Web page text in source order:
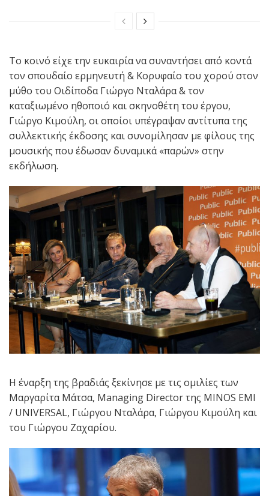
Το κοινό είχε την ευκαιρία να συναντήσει από κοντά
τον σπουδαίο ερμηνευτή & Κορυφαίο του χορού στον
μύθο του Οιδίποδα Γιώργο Νταλάρα & τον
καταξιωμένο ηθοποιό και σκηνοθέτη του έργου,
Γιώργο Κιμούλη, οι οποίοι υπέγραψαν αντίτυπα της
συλλεκτικής έκδοσης και συνομίλησαν με φίλους της
μουσικής που έδωσαν δυναμικά «παρών» στην
εκδήλωση.
H έναρξη της βραδιάς ξεκίνησε με τις ομιλίες των
Μαργαρίτα Μάτσα, Managing Directorτης MINOS EMI
/ UNIVERSAL, Γιώργου Νταλάρα, Γιώργου Κιμούλη και
του Γιώργου Ζαχαρίου.